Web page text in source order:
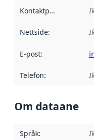
Kontaktpunkt
Nettside:
E-post:
Telefon:
Om dataane
Språk: